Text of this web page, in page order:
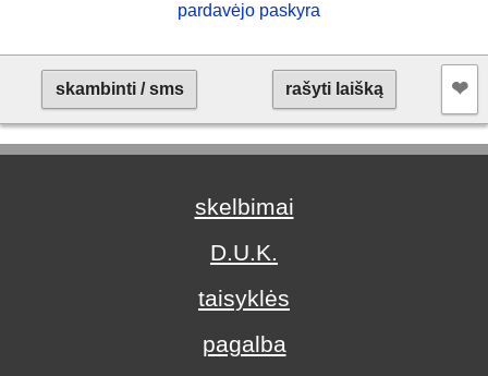
pardavėjo paskyra
skambinti / sms rašyti laišką ❤︎
skelbimai
D.U.K.
taisyklės
pagalba